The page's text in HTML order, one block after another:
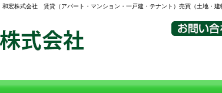
宏株式会社 賃貸（アパート・マンション・一戸建・テナント）売買（土地・建